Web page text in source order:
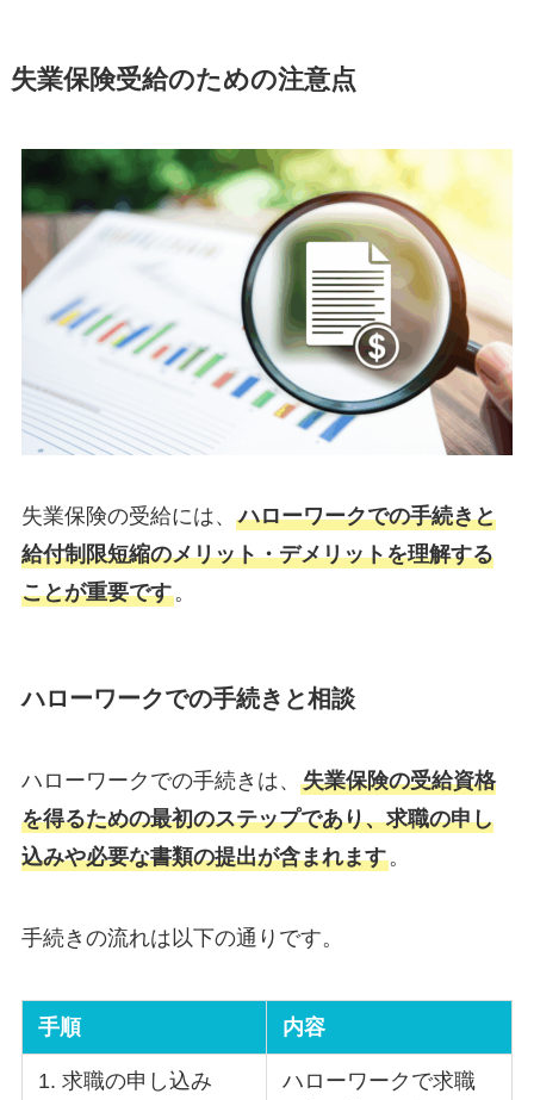
失業保険受給のための注意点
失業保険の受給には、 ハローワークでの手続きと
給付制限短縮のメリット・デメリットを理解する
ことが重要です。
ハローワークでの手続きと相談
ハローワークでの手続きは、 失業保険の受給資格
を得るための最初のステップであり、求職の申し
込みや必要な書類の提出が含まれます。
手続きの流れは以下の通りです。
手順 内容
1. 求職の申し込み
ハローワークで求職